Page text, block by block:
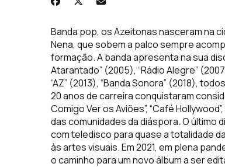
Banda pop, os Azeitonas nasceram na
Nena, que sobem a palco sempre
formação. A banda apresenta na sua
Atarantado” (2005), “Rádio Alegre”
“AZ” (2013), “Banda Sonora” (2018),
20 anos de carreira conquistaram
Comigo Ver os Aviões”, “Café Hollywood”,
das comunidades da diáspora. O último
com teledisco para quase a totalidade
às artes visuais. Em 2021, em plena
o caminho para um novo álbum a ser